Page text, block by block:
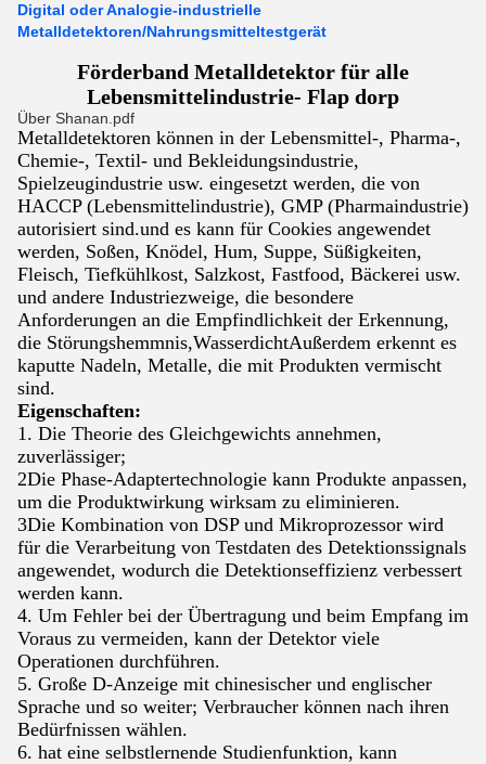
Digital oder Analogie-industrielle
Metalldetektoren/Nahrungsmitteltestgerät
Förderband Metalldetektor für alle
Lebensmittelindustrie- Flap dorp
Über Shanan.pdf
Metalldetektoren können in der Lebensmittel-, Pharma-,
Chemie-, Textil- und Bekleidungsindustrie,
Spielzeugindustrie usw. eingesetzt werden, die von
HACCP (Lebensmittelindustrie), GMP (Pharmaindustrie)
autorisiert sind.und es kann für Cookies angewendet
werden, Soßen, Knödel, Hum, Suppe, Süßigkeiten,
Fleisch, Tiefkühlkost, Salzkost, Fastfood, Bäckerei usw.
und andere Industriezweige, die besondere
Anforderungen an die Empfindlichkeit der Erkennung,
die Störungshemmnis,WasserdichtAußerdem erkennt es
kaputte Nadeln, Metalle, die mit Produkten vermischt
sind.
Eigenschaften:
1. Die Theorie des Gleichgewichts annehmen,
zuverlässiger;
2Die Phase-Adaptertechnologie kann Produkte anpassen,
um die Produktwirkung wirksam zu eliminieren.
3Die Kombination von DSP und Mikroprozessor wird
für die Verarbeitung von Testdaten des Detektionssignals
angewendet, wodurch die Detektionseffizienz verbessert
werden kann.
4. Um Fehler bei der Übertragung und beim Empfang im
Voraus zu vermeiden, kann der Detektor viele
Operationen durchführen.
5. Große D-Anzeige mit chinesischer und englischer
Sprache und so weiter; Verbraucher können nach ihren
Bedürfnissen wählen.
6. hat eine selbstlernende Studienfunktion, kann